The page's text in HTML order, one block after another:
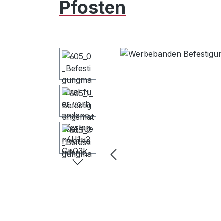
Pfosten
Bildergalerie überspringen